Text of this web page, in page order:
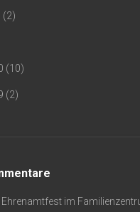
(2)
(10)
(2)
Ehrenamtfest im